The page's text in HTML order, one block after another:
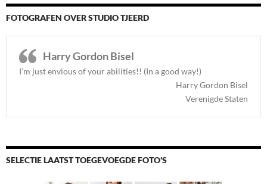
FOTOGRAFEN OVER STUDIO TJEERD
Harry Gordon Bisel
I’m just envious of your abilities!! (In a good way!)
Harry Gordon Bisel
Verenigde Staten
SELECTIE LAATST TOEGEVOEGDE FOTO'S